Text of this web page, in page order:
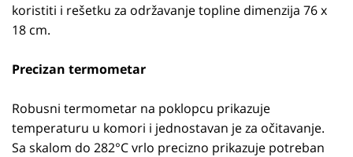
koristiti i rešetku za održavanje topline dimenzija 76 x
18 cm.
Precizan termometar
Robusni termometar na poklopcu prikazuje
temperaturu u komori i jednostavan je za očitavanje.
Sa skalom do 282°C vrlo precizno prikazuje potreban